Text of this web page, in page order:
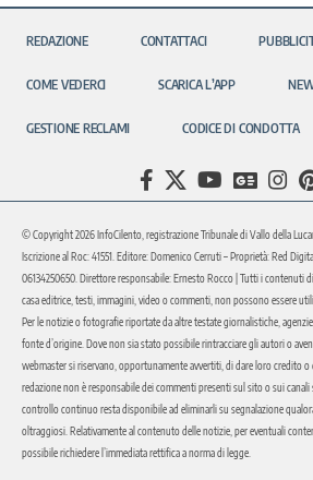
REDAZIONE CONTATTACI
COME VEDERCI SCARICA L’APP
GESTIONE RECLAMI CODICE DI CONDOTTA
© Copyright 2026 InfoCilento, registrazione Tribunale di Vallo della
Iscrizione al Roc: 41551. Editore: Domenico Cerruti – Proprietà: Red
06134250650. Direttore responsabile: Ernesto Rocco | Tutti i contenuti
casa editrice, testi, immagini, video o commenti, non possono essere
Per le notizie o fotografie riportate da altre testate giornalistiche,
fonte d’origine. Dove non sia stato possibile rintracciare gli autori o
webmaster si riservano, opportunamente avvertiti, di dare loro credito o
redazione non è responsabile dei commenti presenti sul sito o sui
controllo continuo resta disponibile ad eliminarli su segnalazione
oltraggiosi. Relativamente al contenuto delle notizie, per eventuali
possibile richiedere l’immediata rettifica a norma di legge.